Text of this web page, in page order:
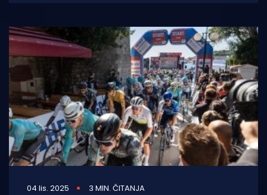
od 15. do 17. listopada
04 lis. 2025 3 MIN. ČITANJA